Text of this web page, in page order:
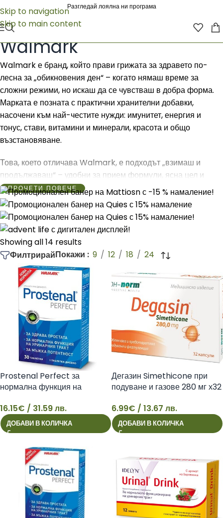
Skip to navigation
Skip to main content
Разгледай лоялна ни програма
Начало/Walmark
Walmark
Walmark е бранд, който прави грижата за здравето по-
лесна за „обикновения ден“ – когато нямаш време за
сложни режими, но искаш да се чувстваш в добра форма.
Марката е позната с практични хранителни добавки,
насочени към най-честите нужди: имунитет, енергия и
тонус, стави, витамини и минерали, красота и общо
възстановяване.
Това, което отличава Walmark, е подходът „взимаш и
продължаваш“ – удобни за прием формули, ясна цел и
продукти, които се вписват спокойно в рутината, без да я
превръщат в проект. Подходящ е избор, когато искаш
надеждна ежедневна подкрепа – в сезон на настинки, при
натоварване или когато просто искаш да държиш
организма си в баланс.
Ако търсиш марка, която е практична, разбираема и
ориентирана към реалните нужди, Walmark е точният
избор.
ПРОЧЕТИ ПОВЕЧЕ
Showing all 14 results
ФилтрирайПокажи 9 12 18 24
16
Prostenal Perfect за
нормална функция на
Walmark
16.15€ / 31.59 лв.
ДОБАВИ В КОЛИЧКА
6
Дегазин Simethicone при
подуване и газове 280 мг х32
6.99€ / 13.67 лв.
ДОБАВИ В КОЛИЧКА